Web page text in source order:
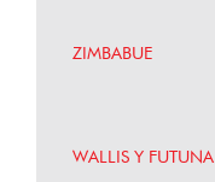
ZIMBABUE
WALLIS Y FUTUNA